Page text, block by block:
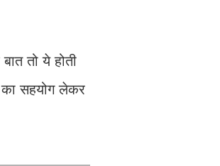
तो ये होती
का सहयोग लेकर